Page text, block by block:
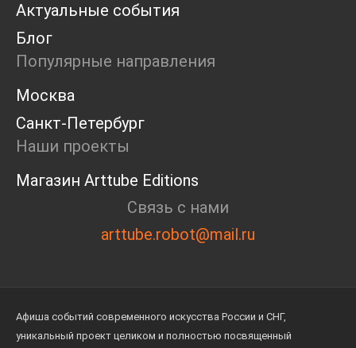
Open call
Экскурсия
Дискуссия
Cosmoscow 2024
Blazar 2024
Встречи
Круглый стол
Актуальные события
Блог
Популярные направления
Москва
Санкт-Петербург
Наши проекты
Магазин Arttube Editions
Связь с нами
arttube.robot@mail.ru
Афиша событий современного искусства России и СНГ,
уникальный проект целиком и полностью посвященный